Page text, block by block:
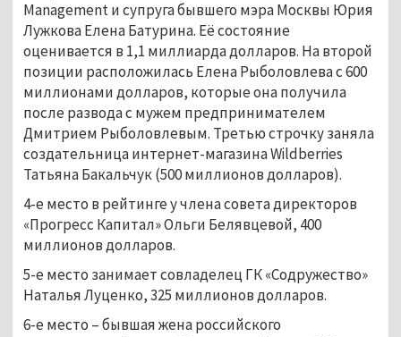
Management и супруга бывшего мэра Москвы Юрия
Лужкова Елена Батурина. Её состояние
оценивается в 1,1 миллиарда долларов. На второй
позиции расположилась Елена Рыболовлева с 600
миллионами долларов, которые она получила
после развода с мужем предпринимателем
Дмитрием Рыболовлевым. Третью строчку заняла
создательница интернет-магазина Wildberries
Татьяна Бакальчук (500 миллионов долларов).
4-е место в рейтинге у члена совета директоров
«Прогресс Капитал» Ольги Белявцевой, 400
миллионов долларов.
5-е место занимает совладелец ГК «Содружество»
Наталья Луценко, 325 миллионов долларов.
6-е место – бывшая жена российского